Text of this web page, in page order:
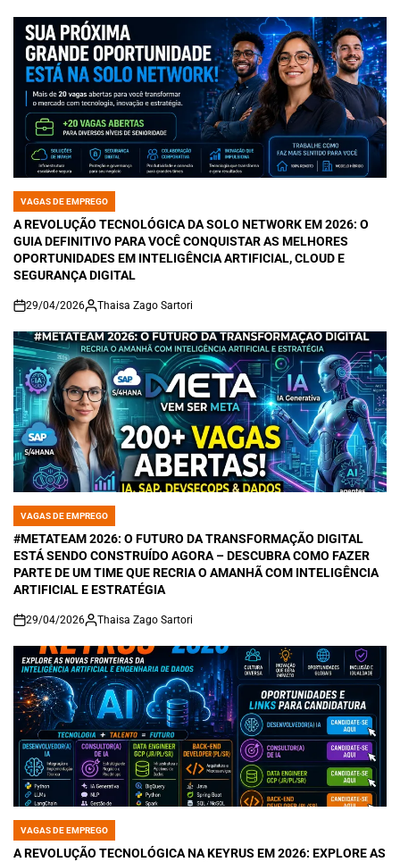
POSTED
IN
VAGAS DE EMPREGO
A REVOLUÇÃO TECNOLÓGICA DA SOLO NETWORK EM 2026: O
GUIA DEFINITIVO PARA VOCÊ CONQUISTAR AS MELHORES
OPORTUNIDADES EM INTELIGÊNCIA ARTIFICIAL, CLOUD E
SEGURANÇA DIGITAL
on
29/04/2026 Thaisa Zago Sartori
POSTED
IN
VAGAS DE EMPREGO
#METATEAM 2026: O FUTURO DA TRANSFORMAÇÃO DIGITAL
ESTÁ SENDO CONSTRUÍDO AGORA – DESCUBRA COMO FAZER
PARTE DE UM TIME QUE RECRIA O AMANHÃ COM INTELIGÊNCIA
ARTIFICIAL E ESTRATÉGIA
on
29/04/2026 Thaisa Zago Sartori
POSTED
IN
VAGAS DE EMPREGO
A REVOLUÇÃO TECNOLÓGICA NA KEYRUS EM 2026: EXPLORE AS